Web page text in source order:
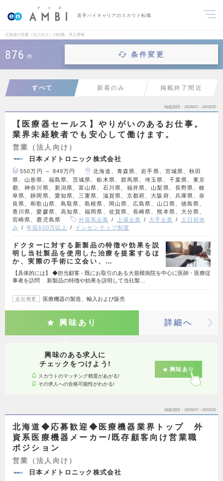
若手ハイキャリアのスカウト転職
北海道の営業（法人向け）の転職・求人情報
876 件 条件変更
すべて 新着のみ 掲載終了間近
掲載期間 26/08/07～26/08/20
【医療器セールス】やりがいのあるお仕事。
業界未経験者でも安心して働けます。
営業（法人向け）
日本メドトロニック株式会社
550万円 ～ 849万円
北海道、青森県、岩手県、宮城県、秋田
県、山形県、福島県、茨城県、栃木県、群馬県、埼玉県、千葉県、東京
都、神奈川県、新潟県、富山県、石川県、福井県、山梨県、長野県、岐
阜県、静岡県、愛知県、三重県、滋賀県、京都府、大阪府、兵庫県、奈
良県、和歌山県、鳥取県、島根県、岡山県、広島県、山口県、徳島県、
香川県、愛媛県、高知県、福岡県、佐賀県、長崎県、熊本県、大分県、
宮崎県、鹿児島県
外資系企業 上場企業 大手企業
土日祝休
み
年収600万以上 インセンティブ制度
ドクターに対する新製品の特徴や効果を説
明し当社製品を使用した治療を提案するほ
か、実際の手術に立会い、…
【具体的には】 ◆担当顧客 - 既にお取引のある大規模病院を中心に医師・医療従
事者を訪問 新製品の特徴や効果を説明して当社製…
会社概要 医療機器の製造、輸入および販売
興味あり 詳細へ
興味のある求人に
チェックをつけよう!
スカウトのマッチング精度があがる!
その求人への合格可能性がわかる!
興味あり
掲載期間 26/08/07～26/08/20
北海道◆応募歓迎◆医療機器業界トップ 外
資系医療機器メーカー/既存顧客向け営業職
ポジション
営業（法人向け）
日本メドトロニック株式会社